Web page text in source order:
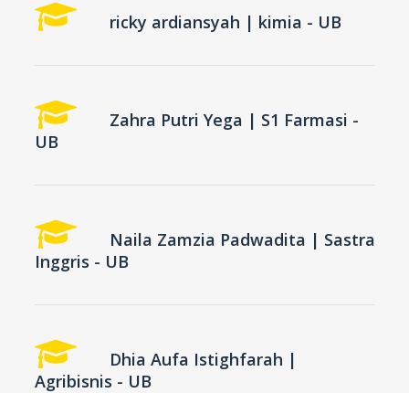
ricky ardiansyah | kimia - UB
Zahra Putri Yega | S1 Farmasi -
UB
Naila Zamzia Padwadita | Sastra
Inggris - UB
Dhia Aufa Istighfarah |
Agribisnis - UB